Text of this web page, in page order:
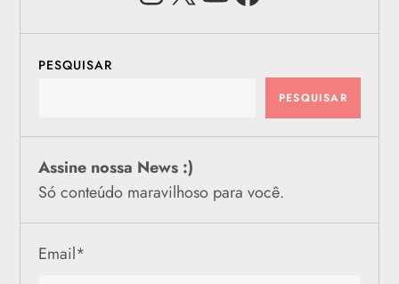
PESQUISAR
PESQUISAR
Assine nossa News :)
Só conteúdo maravilhoso para você.
Email*